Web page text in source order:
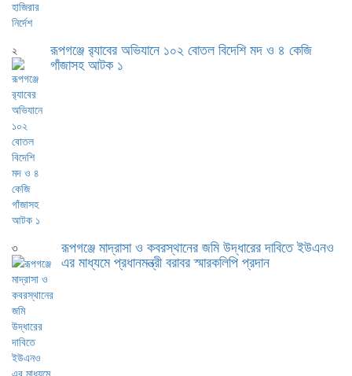
২ রূপগঞ্জে র‍্যাবের অভিযানে ১০২ বোতল বিদেশি মদ ও ৪ কেজি
গাঁজাসহ আটক ১
৩ রূপগঞ্জে মাদ্রাসা ও কবরস্থানের জমি উদ্ধারের দাবিতে ইউএনও
এর মাধ্যমে প্রধানমন্ত্রী বরাবর স্মারকলিপি প্রদান